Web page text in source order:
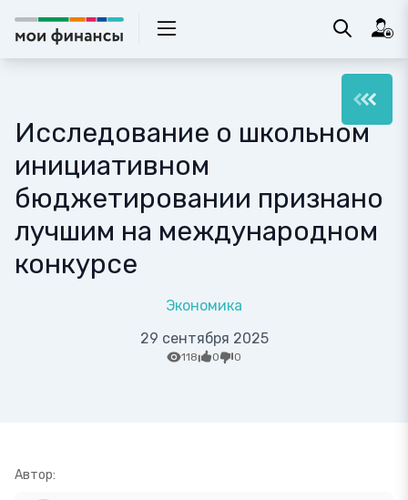
Исследование о школьном
инициативном
бюджетировании признано
лучшим на международном
конкурсе
Экономика
29 сентября 2025
118 0 0
Автор: